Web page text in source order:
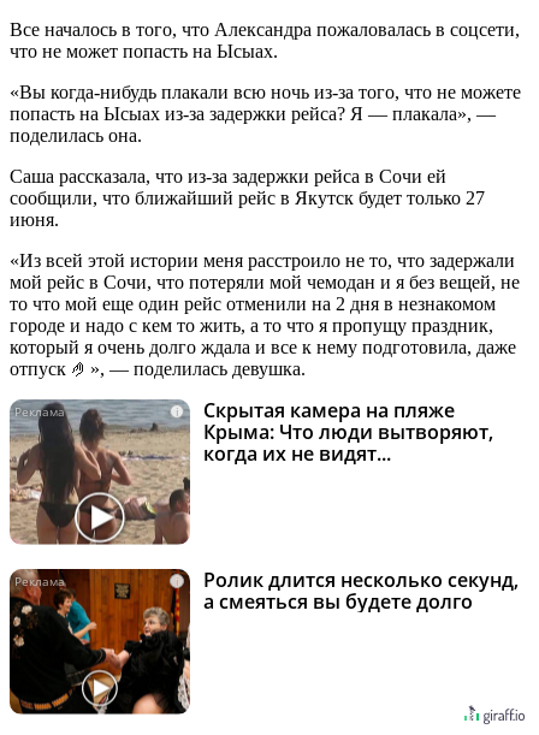
Все началось в того, что Александра пожаловалась в соцсети,
что не может попасть на Ысыах.
«Вы когда-нибудь плакали всю ночь из-за того, что не можете
попасть на Ысыах из-за задержки рейса? Я — плакала», —
поделилась она.
Саша рассказала, что из-за задержки рейса в Сочи ей
сообщили, что ближайший рейс в Якутск будет только 27
июня.
«Из всей этой истории меня расстроило не то, что задержали
мой рейс в Сочи, что потеряли мой чемодан и я без вещей, не
то что мой еще один рейс отменили на 2 дня в незнакомом
городе и надо с кем то жить, а то что я пропущу праздник,
который я очень долго ждала и все к нему подготовила, даже
отпуск 🤌», — поделилась девушка.
i
Скрытая камера на пляже
Крыма: Что люди вытворяют,
когда их не видят...
i
Ролик длится несколько секунд,
а смеяться вы будете долго